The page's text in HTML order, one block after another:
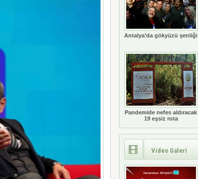
Antalya’da gökyüzü şenliği
Pandemide nefes aldıracak
19 eşsiz rota
Video Galeri